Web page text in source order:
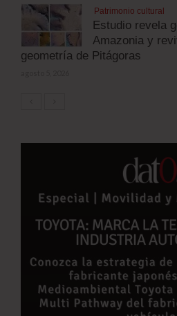
Patrimonio cultural
Estudio revela
Amazonia y
geometría de Pitágoras